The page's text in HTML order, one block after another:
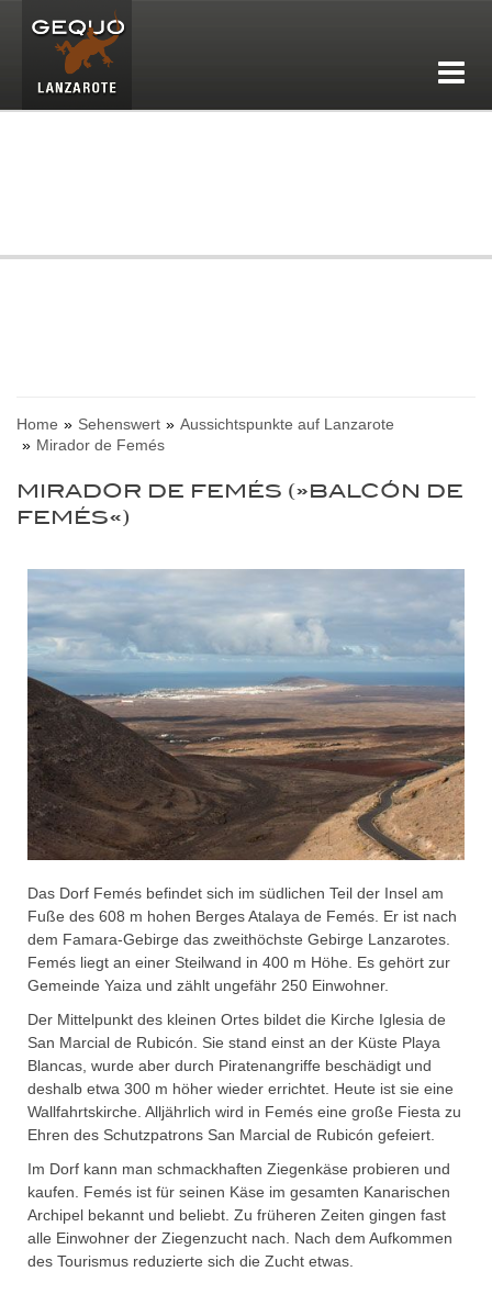
Home Sehenswert
Aussichtspunkte auf Lanzarote
Mirador de Femés
MIRADOR DE FEMÉS (»BALCÓN DE
FEMÉS«)
Das Dorf Femés befindet sich im südlichen Teil der Insel am
Fuße des 608 m hohen Berges Atalaya de Femés. Er ist nach
dem Famara-Gebirge das zweithöchste Gebirge Lanzarotes.
Femés liegt an einer Steilwand in 400 m Höhe. Es gehört zur
Gemeinde Yaiza und zählt ungefähr 250 Einwohner.
Der Mittelpunkt des kleinen Ortes bildet die Kirche Iglesia de
San Marcial de Rubicón. Sie stand einst an der Küste Playa
Blancas, wurde aber durch Piratenangriffe beschädigt und
deshalb etwa 300 m höher wieder errichtet. Heute ist sie eine
Wallfahrtskirche. Alljährlich wird in Femés eine große Fiesta zu
Ehren des Schutzpatrons San Marcial de Rubicón gefeiert.
Im Dorf kann man schmackhaften Ziegenkäse probieren und
kaufen. Femés ist für seinen Käse im gesamten Kanarischen
Archipel bekannt und beliebt. Zu früheren Zeiten gingen fast
alle Einwohner der Ziegenzucht nach. Nach dem Aufkommen
des Tourismus reduzierte sich die Zucht etwas.